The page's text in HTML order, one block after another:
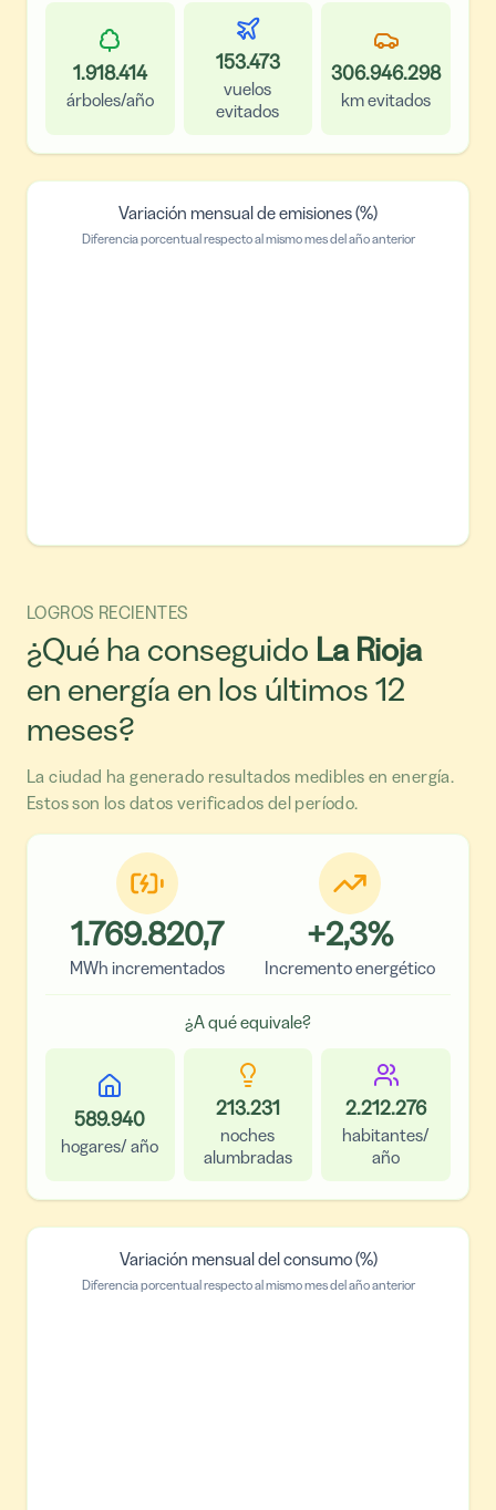
1.918.414
árboles/año
153.473
vuelos
evitados
306.946.298
km evitados
Variación mensual de emisiones (%)
Diferencia porcentual respecto al mismo mes del año anterior
LOGROS RECIENTES
¿Qué ha conseguido La Rioja
en energía en los últimos 12
meses?
La ciudad ha generado resultados medibles en energía.
Estos son los datos verificados del período.
1.769.820,7
MWh incrementados
+2,3%
Incremento energético
¿A qué equivale?
589.940
hogares/ año
213.231
noches
alumbradas
2.212.276
habitantes/
año
Variación mensual del consumo (%)
Diferencia porcentual respecto al mismo mes del año anterior